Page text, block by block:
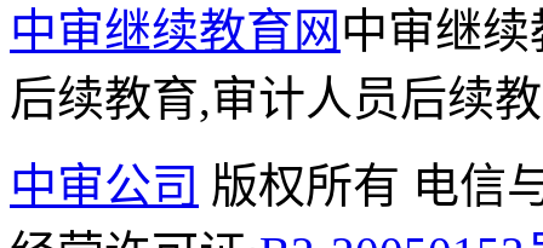
中审继续教育网 中审继
后续教育,审计人员后续
中审公司 版权所有 电信